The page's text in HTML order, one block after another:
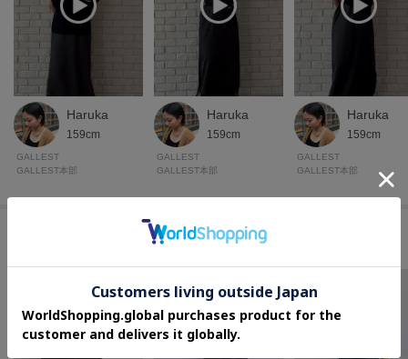
Haruka
159cm
GALLEST
GALLEST本部
Haruka
159cm
GALLEST
GALLEST本部
Haruka
159cm
GALLEST
GALLEST本部
このアイテムに似ているアイテム